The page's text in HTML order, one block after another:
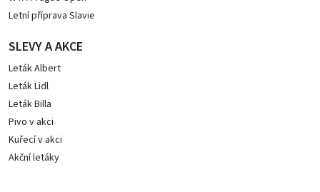
Letní příprava Slavie
SLEVY A AKCE
Leták Albert
Leták Lidl
Leták Billa
Pivo v akci
Kuřecí v akci
Akční letáky